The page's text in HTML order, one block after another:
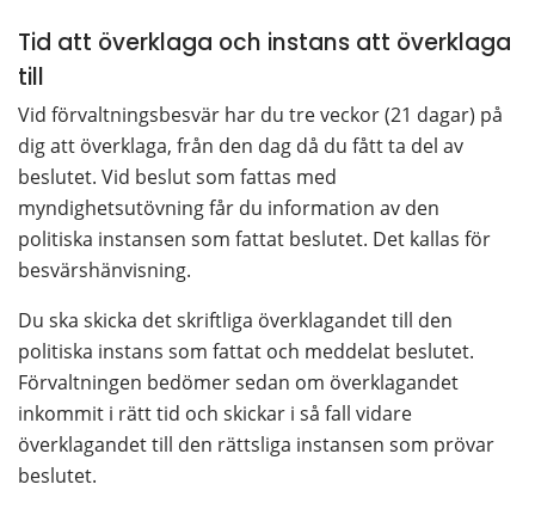
Tid att överklaga och instans att överklaga
till
Vid förvaltningsbesvär har du tre veckor (21 dagar) på
dig att överklaga, från den dag då du fått ta del av
beslutet. Vid beslut som fattas med
myndighetsutövning får du information av den
politiska instansen som fattat beslutet. Det kallas för
besvärshänvisning.
Du ska skicka det skriftliga överklagandet till den
politiska instans som fattat och meddelat beslutet.
Förvaltningen bedömer sedan om överklagandet
inkommit i rätt tid och skickar i så fall vidare
överklagandet till den rättsliga instansen som prövar
beslutet.